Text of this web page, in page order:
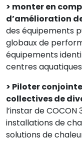
> monter en
d’amélioration
des équipements
globaux de
équipements
centres
> Piloter
collectives de
l’instar de
installations de
solutions de